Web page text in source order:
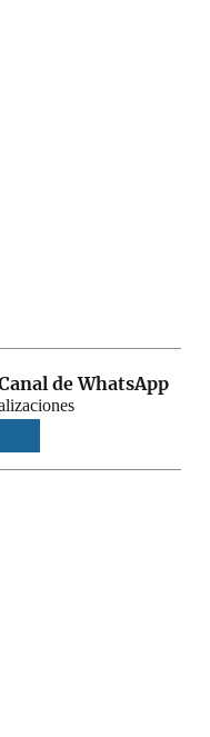
de WhatsApp